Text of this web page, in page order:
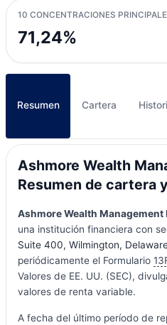
10 CONCENTRACIONES
71,24%
Resumen Cartera
Ashmore Wealth
Resumen de cartera
Ashmore Wealth Management
una institución financiera con
Suite 400, Wilmington,
periódicamente el Formulario
Valores de EE. UU. (SEC),
valores de renta variable.
A fecha del último período de